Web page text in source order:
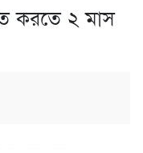
করতে ২ মাস